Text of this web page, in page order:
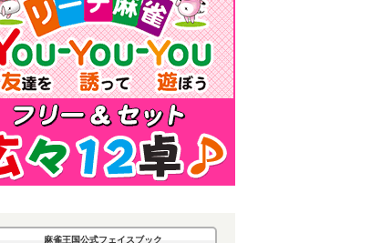
麻雀王国公式フェイスブック